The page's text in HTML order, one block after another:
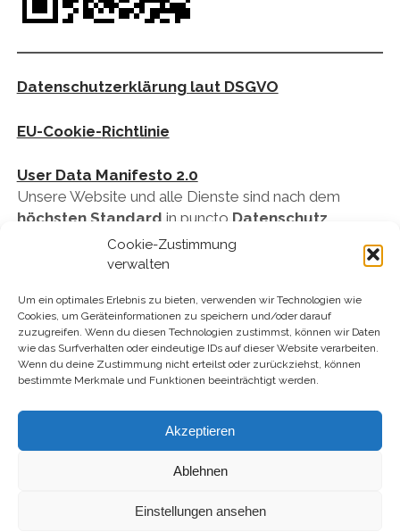
Cookie-Zustimmung
verwalten
Um ein optimales Erlebnis zu bieten, verwenden wir Technologien wie
Cookies, um Geräteinformationen zu speichern und/oder darauf
zuzugreifen. Wenn du diesen Technologien zustimmst, können wir Daten
wie das Surfverhalten oder eindeutige IDs auf dieser Website verarbeiten.
Wenn du deine Zustimmung nicht erteilst oder zurückziehst, können
bestimmte Merkmale und Funktionen beeinträchtigt werden.
Akzeptieren
Ablehnen
Einstellungen ansehen
Datenschutzerklärung laut DSGVO
EU-Cookie-Richtlinie
User Data Manifesto 2.0
Unsere Website und alle Dienste sind nach dem
höchsten Standard in puncto Datenschutz
ausgelegt und übersteigen die rechtlichen Vorgaben
der DSGVO. Auch beim Thema
haben wir
und setzen die bestenopen-source Lösungenein,
die tauglich sind.